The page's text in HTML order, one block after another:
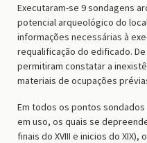
Executaram-se 9 sondagens
potencial arqueológico do
informações necessárias à
requalificação do edificado.
permitiram constatar a
materiais de ocupações
Em todos os pontos
em uso, os quais se
finais do XVIII e inicios do